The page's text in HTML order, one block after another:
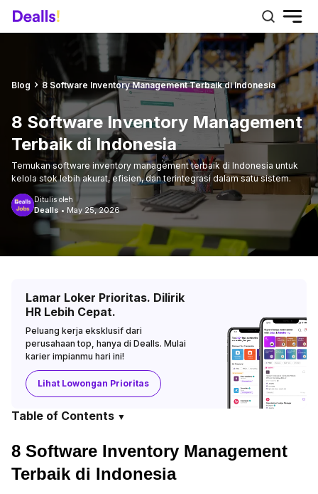
Blog 8 Software Inventory Management Terbaik di Indonesia
8 Software Inventory Management
Terbaik di Indonesia
Temukan software inventory management terbaik di Indonesia untuk
kelola stok lebih akurat, efisien, dan terintegrasi dalam satu sistem.
Ditulis oleh
Dealls • May 25, 2026
Lamar Loker Prioritas. Dilirik
HR Lebih Cepat.
Peluang kerja eksklusif dari
perusahaan top, hanya di Dealls. Mulai
karier impianmu hari ini!
Lihat Lowongan Prioritas
Table of Contents ▼
8 Software Inventory Management
Terbaik di Indonesia